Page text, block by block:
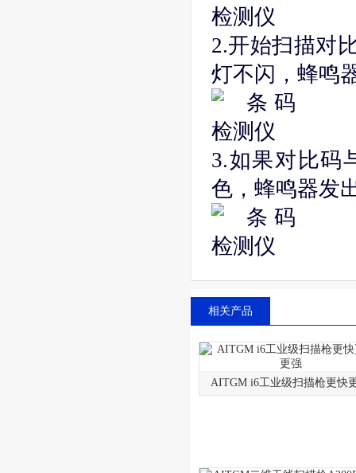
2.开始扫描对
灯不闪，蜂鸣
3.如果对比码
色，蜂鸣器发
相关产品
AITGM i6工业级扫描枪更快